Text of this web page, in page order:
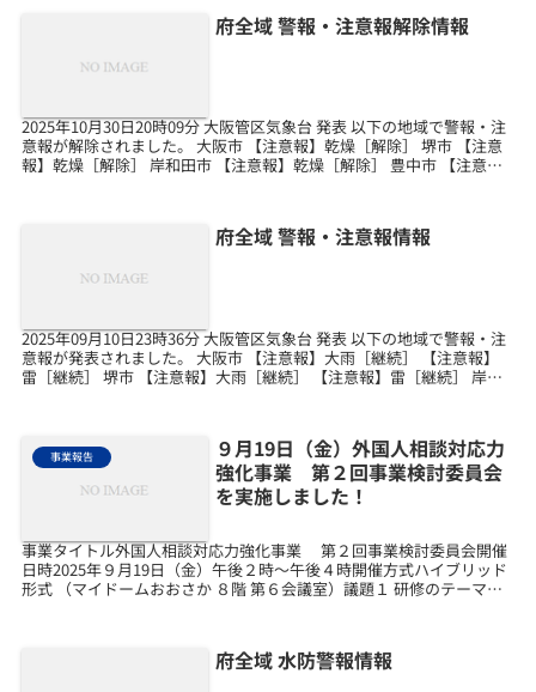
府全域 警報・注意報解除情報
2025年10月30日20時09分 大阪管区気象台 発表 以下の地域で警報・注
意報が解除されました。 大阪市 【注意報】乾燥［解除］ 堺市 【注意
報】乾燥［解除］ 岸和田市 【注意報】乾燥［解除］ 豊中市 【注意
府全域 警報・注意報情報
2025年09月10日23時36分 大阪管区気象台 発表 以下の地域で警報・注
意報が発表されました。 大阪市 【注意報】大雨［継続］ 【注意報】
雷［継続］ 堺市 【注意報】大雨［継続］ 【注意報】雷［継続］ 岸和
事業報告
９月19日（金）外国人相談対応力
強化事業 第２回事業検討委員会
を実施しました！
事業タイトル外国人相談対応力強化事業 第２回事業検討委員会開催
日時2025年９月19日（金）午後２時～午後４時開催方式ハイブリッド
形式 （マイドームおおさか ８階 第６会議室）議題１ 研修のテーマに
府全域 水防警報情報